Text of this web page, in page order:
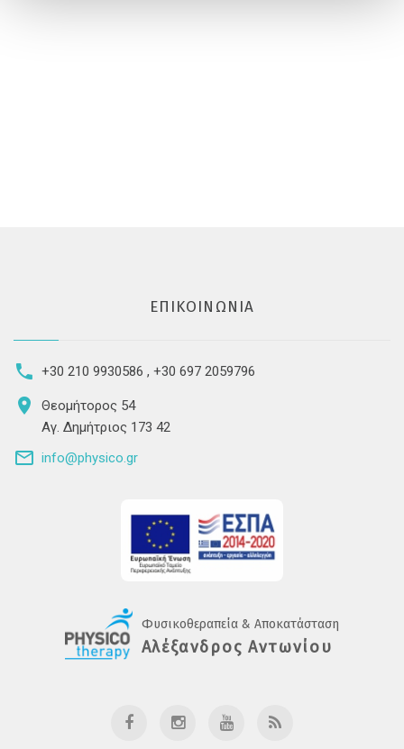
ΕΠΙΚΟΙΝΩΝΊΑ
+30 210 9930586 , +30 697 2059796
Θεομήτορος 54
Αγ. Δημήτριος 173 42
info@physico.gr
Φυσικοθεραπεία & Αποκατάσταση
Αλέξανδρος Αντωνίου